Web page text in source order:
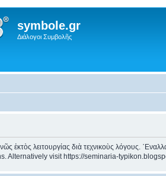
symbole.gr
Διάλογοι Συμβολῆς
ἐκτὸς λειτουργίας διὰ τεχνικοὺς λόγους.
Alternatively visit https://seminaria-